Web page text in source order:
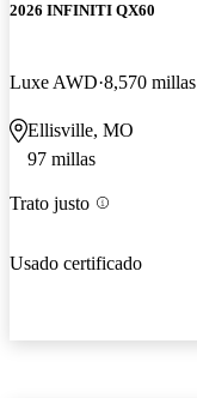
2026 INFINITI QX60
Luxe AWD 8,570 millas
Ellisville, MO
97 millas
Trato justo
Usado certificado